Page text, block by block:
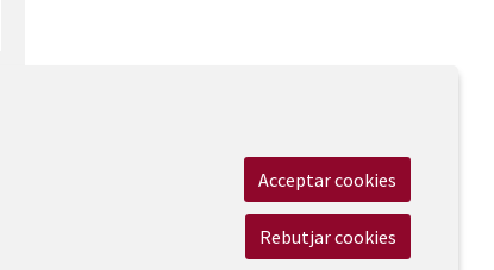
Accessibilitat
Acceptar cookies
Rebutjar cookies